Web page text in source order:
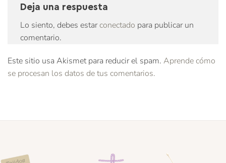
Deja una respuesta
Lo siento, debes estarconectado para publicar un
comentario.
Este sitio usa Akismet para reducir el spam. Aprende cómo
se procesan los datos de tus comentarios.